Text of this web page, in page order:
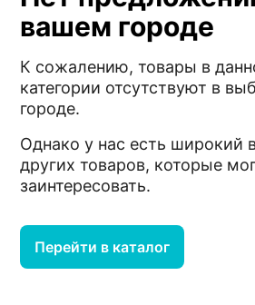
вашем городе
К сожалению, товары в
категории отсутствуют в
городе.
Однако у нас есть широкий
других товаров, которые
заинтересовать.
Перейти в каталог